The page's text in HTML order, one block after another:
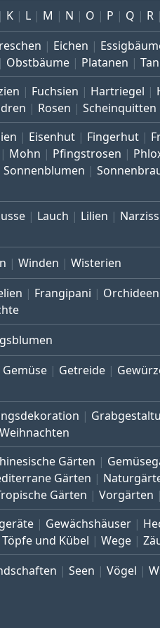
K L M N O P Q R
Eichen
Obstbäume Platanen
Fuchsien Hartriegel
Rosen Scheinquitten
Eisenhut Fingerhut
Mohn Pfingstrosen
Sonnenblumen
Lauch Lilien
Winden Wisterien
Frangipani Orchideen
Gemüse Getreide
Weihnachten
Gärten
Gärten
Gärten Vorgärten
Gewächshäuser
Töpfe und Kübel Wege
Seen Vögel